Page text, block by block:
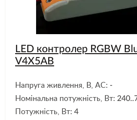
LED контролер RGBW
V4X5AB
Напруга живлення, В, АС: -
Номінальна потужність, Вт:
Потужність, Вт: 4